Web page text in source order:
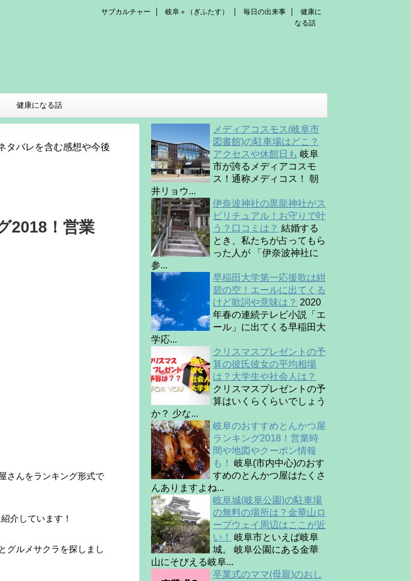
サブカルチャー 岐阜＋（ぎふたす） 毎日の出来事
健康に
なる話
健康になる話
タバレを含む感想や今後
2018！営業
さんをランキング形式で
介しています！
グルメサクラを探しまし
メディアコスモス(岐阜市
図書館)の駐車場はどこ？
アクセスや休館日も 岐阜
市が誇るメディアコスモ
ス！通称メディコス！ 朝
井リョウ...
伊奈波神社の黒龍神社がス
ピリチュアル！お守りで叶
う？口コミは？ 結婚する
とき、私たちが占ってもら
った人が 「伊奈波神社に
参...
早稲田大学第一応援歌は紺
碧の空！エールに出てくる
けど歌詞や意味は？ 2020
年春の連続テレビ小説「エ
ール」に出てくる早稲田大
学応...
クリスマスプレゼントの予
算の彼氏彼女の平均相場
は？大学生や社会人は？
クリスマスプレゼントの予
算はいくらくらいでしょう
か？ 少な...
岐阜のおすすめとんかつ屋
ランキング2018！営業時
間や地図やクーポン情報
も！
岐阜(市内中心)のおす
すめのとんかつ屋はたくさ
んありますよね...
岐阜城(岐阜公園)の駐車場
の無料の場所は？金華山ロ
ープウェイ周辺はここが近
い！
岐阜市といえば岐阜
城。 岐阜公園にある金華
山にそびえる岐阜...
卒業式のママ(母親)のおし